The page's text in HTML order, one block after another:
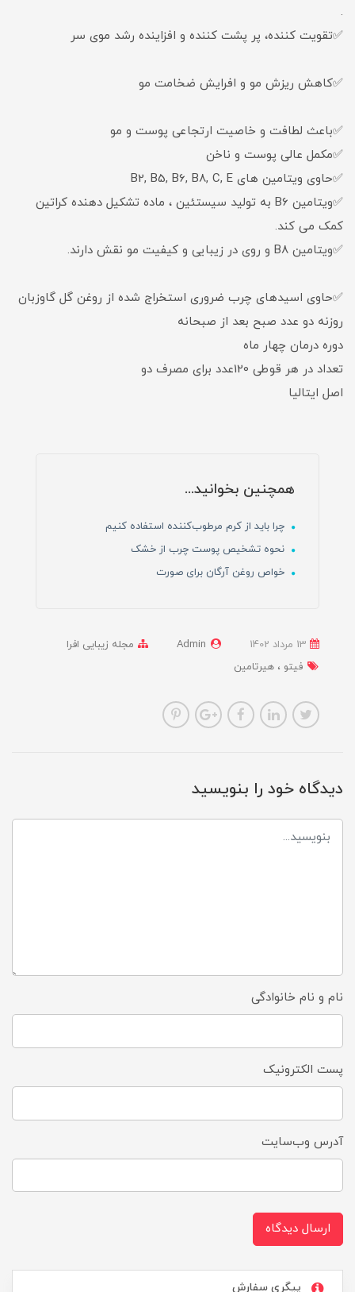
.
✅تقویت کننده، پر پشت کننده و افزاینده رشد موی سر
✅کاهش ریزش مو و افرایش ضخامت مو
✅باعث لطافت و خاصیت ارتجاعی پوست و مو
✅مکمل عالی پوست و ناخن
✅حاوی ویتامین های B2, B5, B6, B8, C, E
✅ویتامین B6 به تولید سیستئین ، ماده تشکیل دهنده کراتین
کمک می کند.
✅ویتامین B8 و روی در زیبایی و کیفیت مو نقش دارند.
✅حاوی اسیدهای چرب ضروری استخراج شده از روغن گل گاوزبان
روزنه دو عدد صبح بعد از صبحانه
دوره درمان چهار ماه
تعداد در هر قوطی 120عدد برای مصرف دو
اصل ایتالیا
همچنین بخوانید...
چرا باید از کرم مرطوب‌کننده استفاده کنیم
نحوه تشخیص پوست چرب از خشک
خواص روغن آرگان برای صورت
Admin
مجله زیبایی افرا
فیتو
هیرتامین
دیدگاه خود را بنویسید
نام و نام خانوادگی
پست الکترونیک
آدرس وب‌سایت
ارسال دیدگاه
پیگری سفارش